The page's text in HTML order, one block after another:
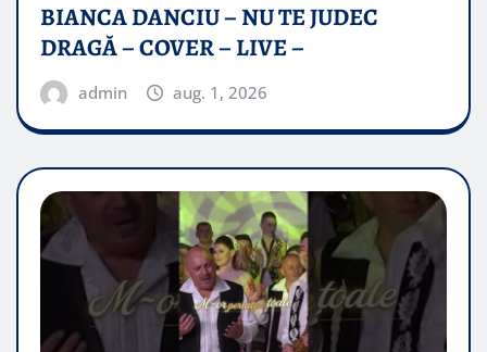
BIANCA DANCIU – NU TE JUDEC
DRAGĂ – COVER – LIVE –
admin aug. 1, 2026